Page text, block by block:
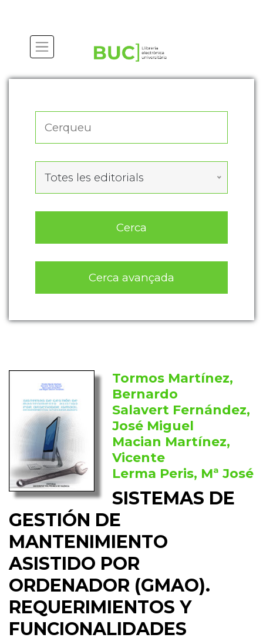
Totes les editorials
Cerca
Cerca avançada
Tormos Martínez,
Bernardo
Salavert Fernández,
José Miguel
Macian Martínez,
Vicente
Lerma Peris, Mª José
SISTEMAS DE
GESTIÓN DE
MANTENIMIENTO
ASISTIDO POR
ORDENADOR (GMAO).
REQUERIMIENTOS Y
FUNCIONALIDADES